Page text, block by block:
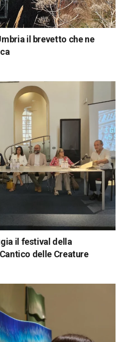
il brevetto che ne
il festival della
delle Creature